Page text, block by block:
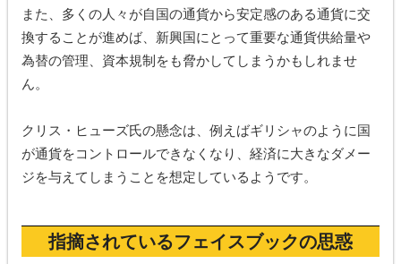
また、多くの人々が自国の通貨から安定感のある通貨に交
換することが進めば、新興国にとって重要な通貨供給量や
為替の管理、資本規制をも脅かしてしまうかもしれませ
ん。
クリス・ヒューズ氏の懸念は、例えばギリシャのように国
が通貨をコントロールできなくなり、経済に大きなダメー
ジを与えてしまうことを想定しているようです。
指摘されているフェイスブックの思惑